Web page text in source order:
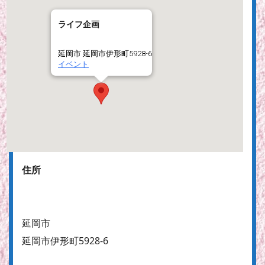
ライフ企画
延岡市 延岡市伊形町5928-6
イベント
住所
延岡市
延岡市伊形町5928-6